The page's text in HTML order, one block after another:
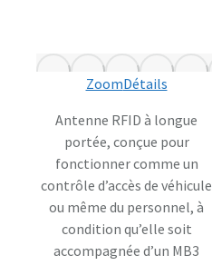
ZoomDétails
Antenne RFID à longue
portée, conçue pour
fonctionner comme un
contrôle d’accès de véhicule
ou même du personnel, à
condition qu’elle soit
accompagnée d’un MB3